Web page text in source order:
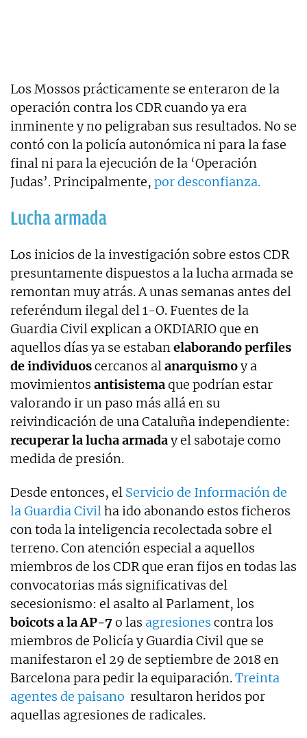
Los Mossos prácticamente se enteraron de la
operación contra los CDR cuando ya era
inminente y no peligraban sus resultados. No se
contó con la policía autonómica ni para la fase
final ni para la ejecución de la ‘Operación
Judas’. Principalmente, por desconfianza.
Lucha armada
Los inicios de la investigación sobre estos CDR
presuntamente dispuestos a la lucha armada se
remontan muy atrás. A unas semanas antes del
referéndum ilegal del 1-O. Fuentes de la
Guardia Civil explican a OKDIARIO que en
aquellos días ya se estabanelaborando perfiles
de individuoscercanos alanarquismoy a
movimientos antisistemaque podrían estar
valorando ir un paso más allá en su
reivindicación de una Cataluña independiente:
recuperar la lucha armaday el sabotaje como
medida de presión.
Desde entonces, el Servicio de Información de
la Guardia Civilha ido abonando estos ficheros
con toda la inteligencia recolectada sobre el
terreno. Con atención especial a aquellos
miembros de los CDR que eran fijos en todas las
convocatorias más significativas del
secesionismo: el asalto al Parlament, los
boicots a la AP-7 o las agresiones contra los
miembros de Policía y Guardia Civil que se
manifestaron el 29 de septiembre de 2018 en
Barcelona para pedir la equiparación.Treinta
agentes de paisano resultaron heridos por
aquellas agresiones de radicales.